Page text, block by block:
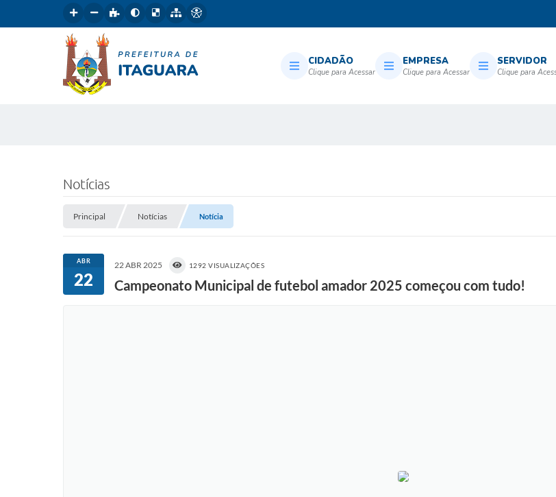
CIDADÃO EMPRESA SERVIDOR
Notícias
Principal Notícias Notícia
ABR
22
22 ABR 2025 1292 VISUALIZAÇÕES
Campeonato Municipal de futebol amador 2025 começou com tudo!